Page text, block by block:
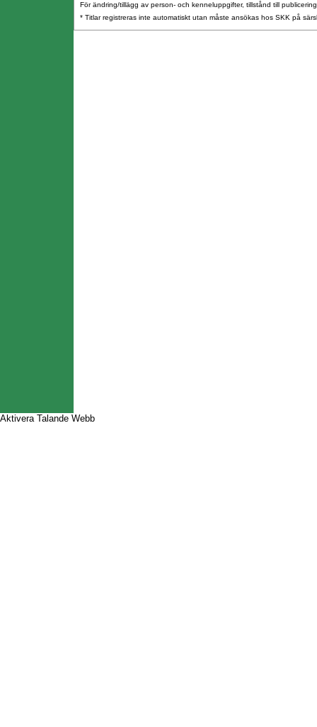
För ändring/tillägg av person- och kenneluppgifter, tillstånd till
* Titlar registreras inte automatiskt utan måste ansökas hos SKK på
Aktivera Talande Webb